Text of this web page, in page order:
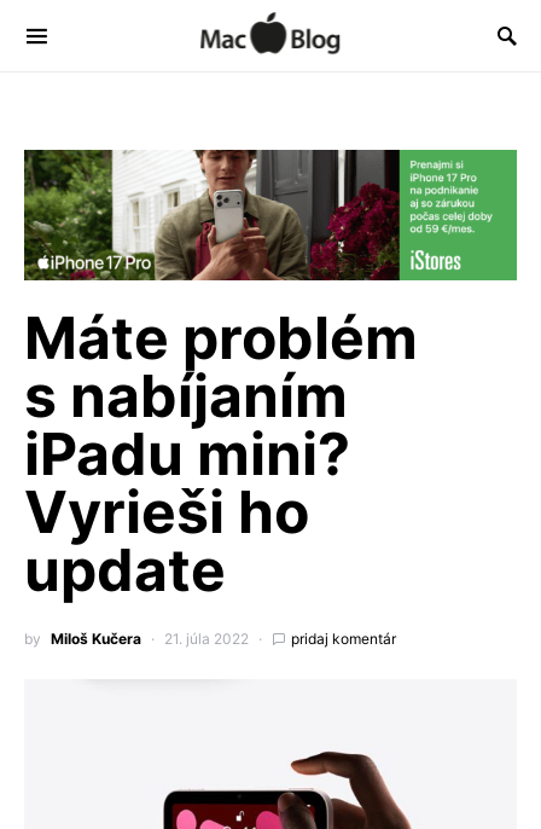
Máte problém
s nabíjaním
iPadu mini?
Vyrieši ho
update
by Miloš Kučera 21. júla 2022 pridaj komentár